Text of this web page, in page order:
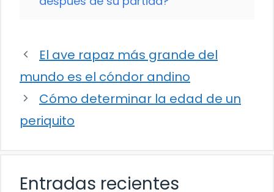
El ave rapaz más grande del
mundo es el cóndor andino
Cómo determinar la edad de un
periquito
Entradas recientes